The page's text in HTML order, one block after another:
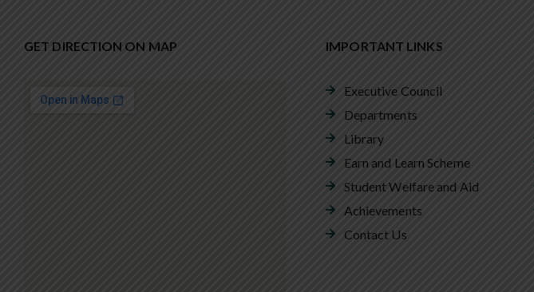
GET DIRECTION ON MAP IMPORTANT LINKS
Executive Council
Departments
Library
Earn and Learn Scheme
Student Welfare and Aid
Achievements
Contact Us